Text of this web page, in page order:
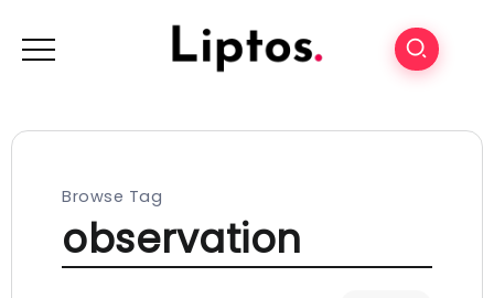
Browse Tag
observation